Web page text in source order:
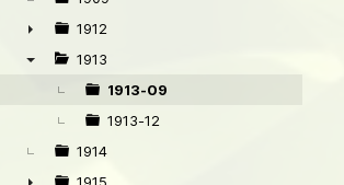
►
1912
1913
1913-09
1913-12
1914